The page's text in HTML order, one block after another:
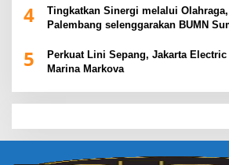
4
Tingkatkan Sinergi melalui Olahraga,
Palembang selenggarakan BUMN
5
Perkuat Lini Sepang, Jakarta Electric
Marina Markova
slot demo
slot gacor